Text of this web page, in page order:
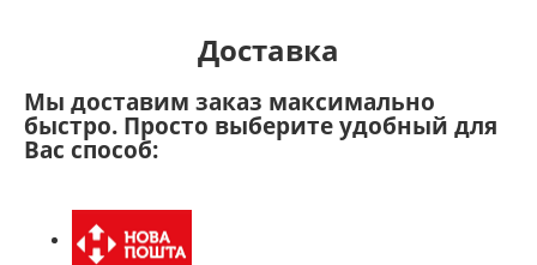
Доставка
Мы доставим заказ максимально
быстро. Просто выберите удобный для
Вас способ: